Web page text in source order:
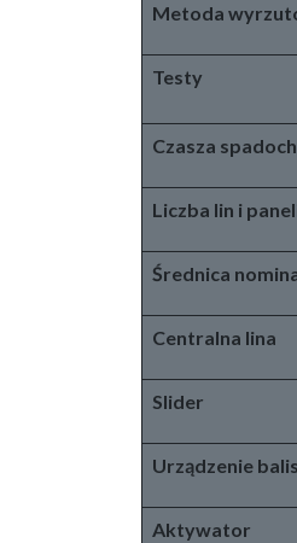
Metoda
Testy
Czasza
Liczba lin i
Średnica
Centralna lina
Slider
Urządzenie
Aktywator